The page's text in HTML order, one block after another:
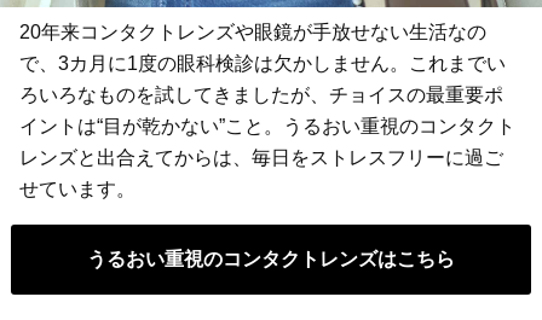
20年来コンタクトレンズや眼鏡が手放せない生活なの
で、3カ月に1度の眼科検診は欠かしません。これまでい
ろいろなものを試してきましたが、チョイスの最重要ポ
イントは“目が乾かない”こと。うるおい重視のコンタクト
レンズと出合えてからは、毎日をストレスフリーに過ご
せています。
うるおい重視のコンタクトレンズはこちら